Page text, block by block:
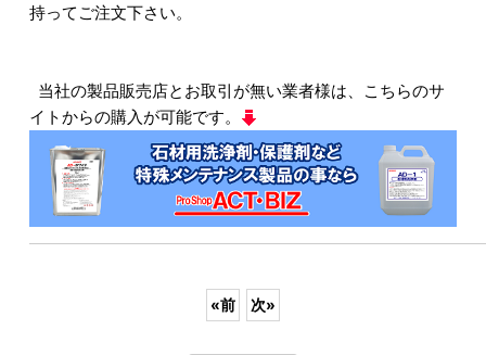
持ってご注文下さい。
当社の製品販売店とお取引が無い業者様は、こちらのサ
イトからの購入が可能です。
«前 次»